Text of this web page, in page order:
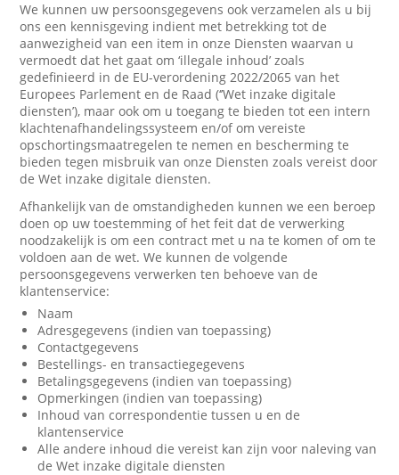
We kunnen uw persoonsgegevens ook verzamelen als u bij
ons een kennisgeving indient met betrekking tot de
aanwezigheid van een item in onze Diensten waarvan u
vermoedt dat het gaat om ‘illegale inhoud’ zoals
gedefinieerd in de EU-verordening 2022/2065 van het
Europees Parlement en de Raad (‘’Wet inzake digitale
diensten’), maar ook om u toegang te bieden tot een intern
klachtenafhandelingssysteem en/of om vereiste
opschortingsmaatregelen te nemen en bescherming te
bieden tegen misbruik van onze Diensten zoals vereist door
de Wet inzake digitale diensten.
Afhankelijk van de omstandigheden kunnen we een beroep
doen op uw toestemming of het feit dat de verwerking
noodzakelijk is om een contract met u na te komen of om te
voldoen aan de wet. We kunnen de volgende
persoonsgegevens verwerken ten behoeve van de
klantenservice:
Naam
Adresgegevens (indien van toepassing)
Contactgegevens
Bestellings- en transactiegegevens
Betalingsgegevens (indien van toepassing)
Opmerkingen (indien van toepassing)
Inhoud van correspondentie tussen u en de
klantenservice
Alle andere inhoud die vereist kan zijn voor naleving van
de Wet inzake digitale diensten